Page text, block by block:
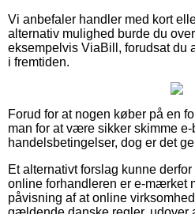
Vi anbefaler handler med kort
alternativ mulighed burde du
eksempelvis ViaBill, forudsat du
i fremtiden.
Forud for at nogen køber på en
man for at være sikker skimme
handelsbetingelser, dog er det
Et alternativt forslag kunne
online forhandleren er e-mærket
påvisning af at online